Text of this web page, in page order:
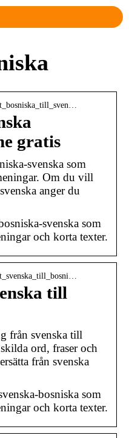
gratis
svenska som
Om du vill
anger du
svenska som
och korta texter.
till
från svenska till
ord, fraser och
från svenska
bosniska som
och korta texter.